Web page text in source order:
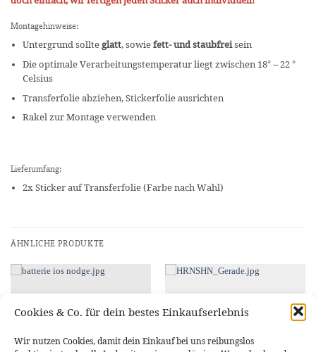
Cookies & Co. für dein bestes Einkaufserlebnis
Wir nutzen Cookies, damit dein Einkauf bei uns reibungslos
Montagehinweise:
Untergrund sollte glatt, sowiefett- und staubfreisein
Die optimale Verarbeitungstemperatur liegt zwischen 18° – 22 °
Celsius
Transferfolie abziehen, Stickerfolie ausrichten
Rakel zur Montage verwenden
Lieferumfang:
2x Sticker auf Transferfolie (Farbe nach Wahl)
ÄHNLICHE PRODUKTE